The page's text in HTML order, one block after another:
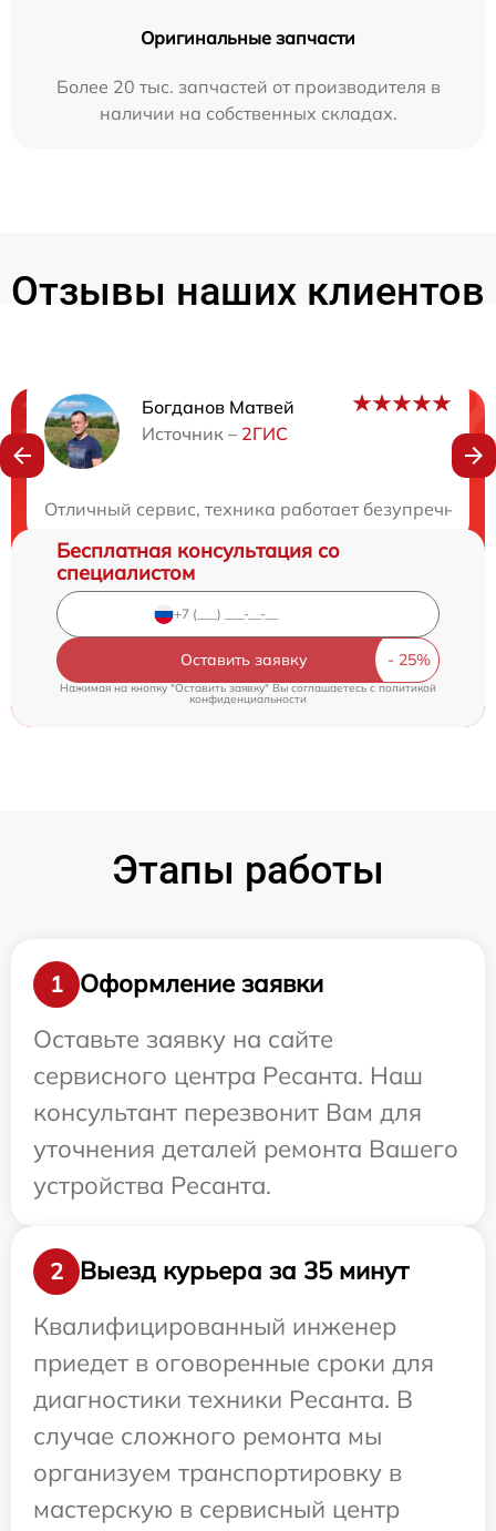
Оригинальные запчасти
Более 20 тыс. запчастей от производителя в
наличии на собственных складах.
Отзывы наших клиентов
Богданов Матвей
Источник – 2ГИС
Отличный сервис, техника работает безупречно.
Нужна консультация?
Бесплатная консультация со
специалистом
Оставить заявку
Нажимая на кнопку "Оставить заявку" Вы соглашаетесь cполитикой
конфиденциальности
Этапы работы
1
Оформление заявки
Оставьте заявку на сайте
сервисного центра Ресанта. Наш
консультант перезвонит Вам для
уточнения деталей ремонта Вашего
устройства Ресанта.
2
Выезд курьера за 35 минут
Квалифицированный инженер
приедет в оговоренные сроки для
диагностики техники Ресанта. В
случае сложного ремонта мы
организуем транспортировку в
мастерскую в сервисный центр